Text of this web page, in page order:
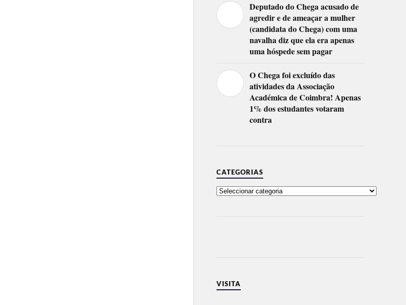
Deputado do Chega acusado de
agredir e de ameaçar a mulher
(candidata do Chega) com uma
navalha diz que ela era apenas
uma hóspede sem pagar
O Chega foi excluído das
atividades da Associação
Académica de Coimbra! Apenas
1% dos estudantes votaram
contra
CATEGORIAS
VISITA